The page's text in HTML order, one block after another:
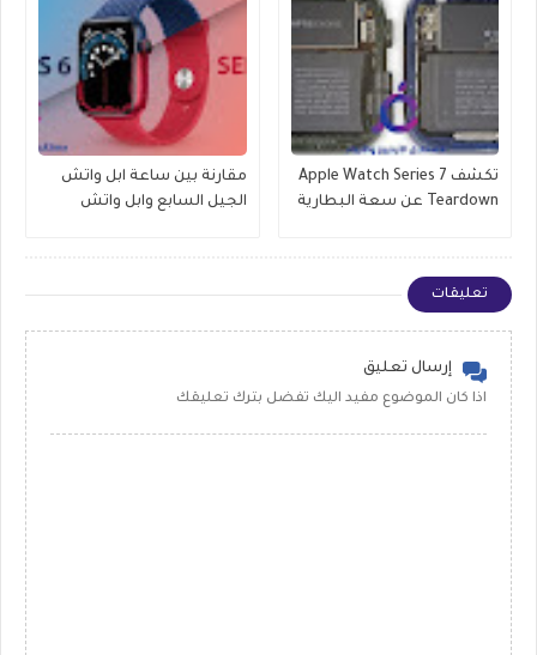
تكشف Apple Watch Series 7
Teardown عن سعة البطارية
مقارنة بين ساعة ابل واتش
الجيل السابع وابل واتش
تعليقات
إرسال تعليق
اذا كان الموضوع مفيد اليك تفضل بترك تعليقك